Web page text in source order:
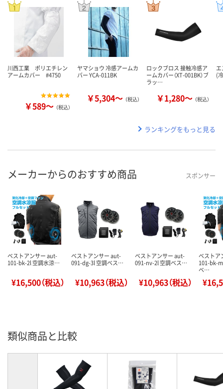
川西工業 ポリエチレン
アームカバー #4750
￥589～ （税込）
ヤマショウ 冷感アームカ
バー YCA-011BK
￥5,304～ （税込）
ロックブロス 接触冷感ア
ームカバー（XT-001BK）ブ
ラッ…
￥1,280～ （税込）
(
ランキングをもっと見る
メーカーからのおすすめ商品 スポンサー
ベストアンサー aut-
101-bk-2l 空調水涼…
¥16,500（税込）
ベストアンサー aut-
091-dg-3l 空調ベス…
¥10,963（税込）
ベストアンサー aut-
091-nv-2l 空調ベス…
¥10,963（税込）
ベストア
101-bk-
ベ…
類似商品と比較